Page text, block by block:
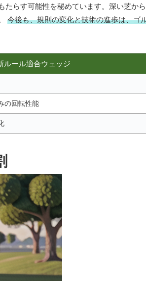
たらす可能性を秘めています。深い芝か
今後も、規則の変化と技術の進歩は、ゴ
ルール適合ウェッジ
の回転性能